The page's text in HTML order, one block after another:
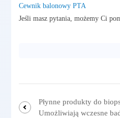
Cewnik balonowy PTA
Jeśli masz pytania, możemy Ci
Płynne produkty do
Umożliwiają wczesne